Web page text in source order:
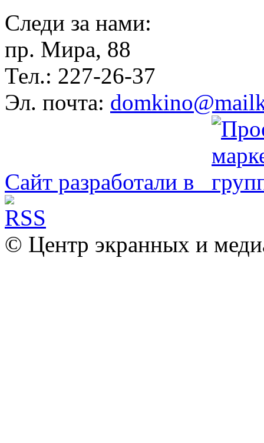
Следи за нами:
пр. Мира, 88
Тел.: 227-26-37
Эл. почта:
Сайт разработали в
© Центр экранных и